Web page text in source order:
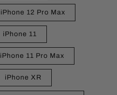
iPhone 12 Pro Max
iPhone 11
iPhone 11 Pro Max
iPhone XR